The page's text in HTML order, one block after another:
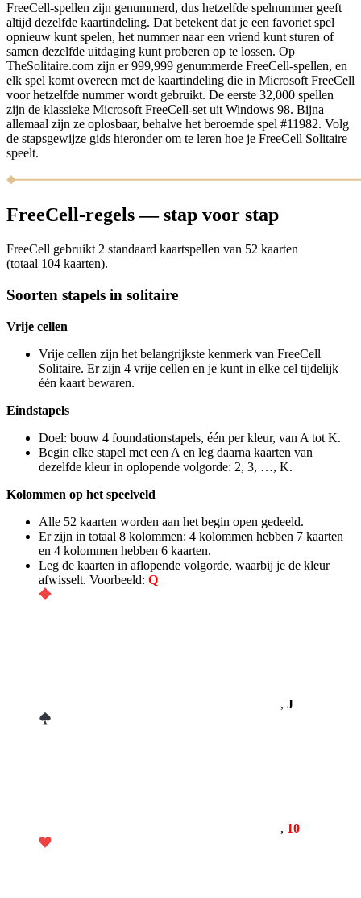
FreeCell-spellen zijn genummerd, dus hetzelfde spelnummer geeft
altijd dezelfde kaartindeling. Dat betekent dat je een favoriet spel
opnieuw kunt spelen, het nummer naar een vriend kunt sturen of
samen dezelfde uitdaging kunt proberen op te lossen. Op
TheSolitaire.com zijn er 999,999 genummerde FreeCell-spellen, en
elk spel komt overeen met de kaartindeling die in Microsoft FreeCell
voor hetzelfde nummer wordt gebruikt. De eerste 32,000 spellen
zijn de klassieke Microsoft FreeCell-set uit Windows 98. Bijna
allemaal zijn ze oplosbaar, behalve het beroemde spel #11982. Volg
de stapsgewijze gids hieronder om te leren hoe je FreeCell Solitaire
speelt.
FreeCell-regels — stap voor stap
FreeCell gebruikt 2 standaard kaartspellen van 52 kaarten
(totaal 104 kaarten).
Soorten stapels in solitaire
Vrije cellen
Vrije cellen zijn het belangrijkste kenmerk van FreeCell
Solitaire. Er zijn 4 vrije cellen en je kunt in elke cel tijdelijk
één kaart bewaren.
Eindstapels
Doel: bouw 4 foundationstapels, één per kleur, van A tot K.
Begin elke stapel met een A en leg daarna kaarten van
dezelfde kleur in oplopende volgorde: 2, 3, …, K.
Kolommen op het speelveld
Alle 52 kaarten worden aan het begin open gedeeld.
Er zijn in totaal 8 kolommen: 4 kolommen hebben 7 kaarten
en 4 kolommen hebben 6 kaarten.
Leg de kaarten in aflopende volgorde, waarbij je de kleur
afwisselt. Voorbeeld: Q
, J
, 10